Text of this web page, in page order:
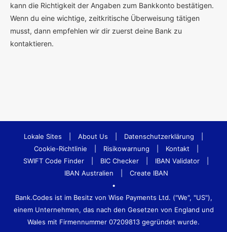
kann die Richtigkeit der Angaben zum Bankkonto bestätigen.
Wenn du eine wichtige, zeitkritische Überweisung tätigen
musst, dann empfehlen wir dir zuerst deine Bank zu
kontaktieren.
Lokale Sites About Us Datenschutzerklärung
Cookie-Richtlinie
Risikowarnung Kontakt
SWIFT Code Finder
BIC Checker IBAN Validator
IBAN Australien
Create IBAN
•
Bank.Codes ist im Besitz von Wise Payments Ltd. ("We", "US"),
einem Unternehmen, das nach den Gesetzen von England und
Wales mit Firmennummer 07209813 gegründet wurde.